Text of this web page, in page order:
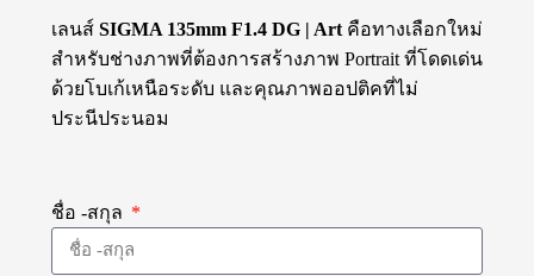
เลนส์ SIGMA 135mm F1.4 DG | Art คือทางเลือกใหม่
สำหรับช่างภาพที่ต้องการสร้างภาพ Portrait ที่โดดเด่น
ด้วยโบเก้เหนือระดับ และคุณภาพออปติคที่ไม่
ประนีประนอม
ชื่อ -สกุล